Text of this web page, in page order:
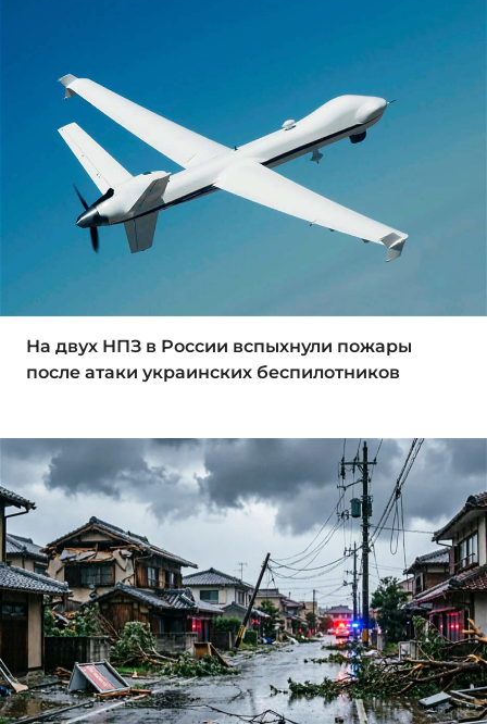
На двух НПЗ в России вспыхнули пожары
после атаки украинских беспилотников